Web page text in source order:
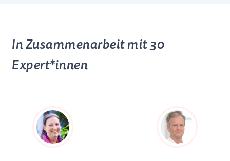
In Zusammenarbeit mit 30
Expert*innen